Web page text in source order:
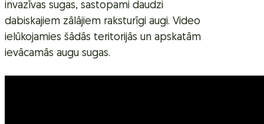
invazīvas sugas, sastopami daudzi
dabiskajiem zālājiem raksturīgi augi. Video
ielūkojamies šādās teritorijās un apskatām
ievācamās augu sugas.